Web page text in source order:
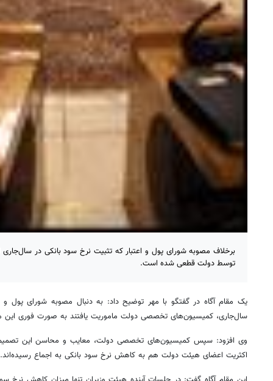
توسط دولت قطعی شده است.
یک مقام آگاه در گفتگو با مهر توضیح داد: به دنبال مصوبه شورای پول و
سال‌جاری، کمیسیون‌های تخصصی دولت ماموریت یافتند به صورت فوری این
وی افزود: سپس کمیسیون‌های تخصصی دولت، معایب و محاسن این تصمیم
اکثریت اعضای هیئت دولت هم به کاهش نرخ سود بانکی به اجماع رسیده‌اند.